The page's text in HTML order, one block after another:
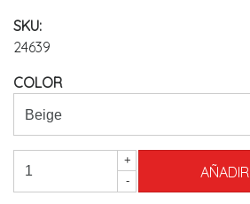
SKU:
24639
COLOR
+
-